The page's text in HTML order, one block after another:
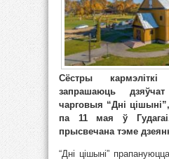
Сёстры кармэліткі
запрашаюць
чарговыя “Дні
па 11 мая ў
прысвечана тэме
“Дні цішыні”